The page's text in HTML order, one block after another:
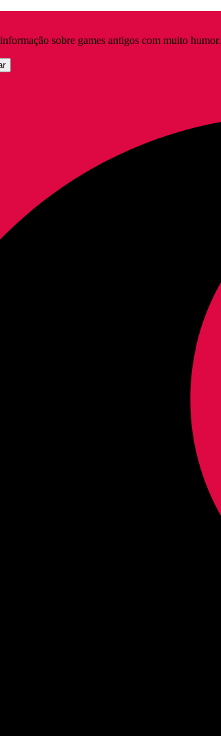
sobre games antigos com muito humor.